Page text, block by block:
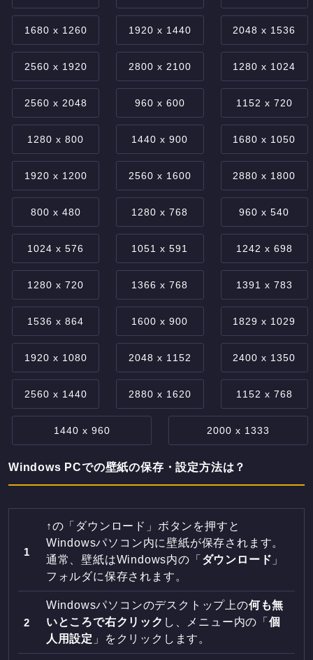
1680 x 1260 1920 x 1440 2048 x 1536
2560 x 1920 2800 x 2100 1280 x 1024
2560 x 2048 960 x 600 1152 x 720
1280 x 800 1440 x 900 1680 x 1050
1920 x 1200 2560 x 1600 2880 x 1800
800 x 480 1280 x 768 960 x 540
1024 x 576 1051 x 591 1242 x 698
1280 x 720 1366 x 768 1391 x 783
1536 x 864 1600 x 900 1829 x 1029
1920 x 1080 2048 x 1152 2400 x 1350
2560 x 1440 2880 x 1620 1152 x 768
1440 x 960 2000 x 1333
Windows PCでの壁紙の保存・設定方法は？
↑の「ダウンロード」ボタンを押すと
Windowsパソコン内に壁紙が保存されます。
通常、壁紙はWindows内の「 ダウンロード 」
フォルダに保存されます。
Windowsパソコンのデスクトップ上の何も無
いところで右クリック し、メニュー内の「 個
人用設定 」をクリックします。